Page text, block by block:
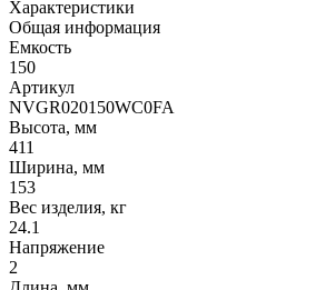
Характеристики
Общая информация
Емкость
150
Артикул
NVGR020150WC0FA
Высота, мм
411
Ширина, мм
153
Вес изделия, кг
24.1
Напряжение
2